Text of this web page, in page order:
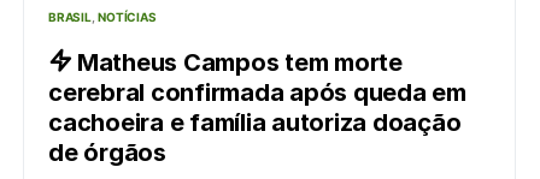
BRASIL NOTÍCIAS
Matheus Campos tem morte
cerebral confirmada após queda em
cachoeira e família autoriza doação
de órgãos